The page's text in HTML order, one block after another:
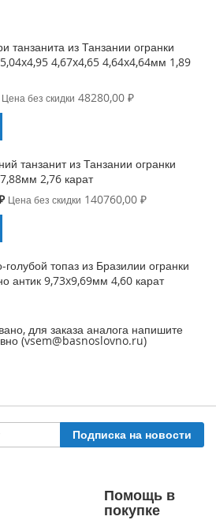
танзанита из Танзании огранки
4,67x4,65 4,64x4,64мм 1,89
Цена без скидки 48280,00 ₽
танзанит из Танзании огранки
2,76 карат
Цена без скидки 140760,00 ₽
голубой топаз из Бразилии огранки
антик 9,73x9,69мм 4,60 карат
для заказа аналога напишите
(vsem@basnoslovno.ru)
Подписка на новости
Помощь в
покупке